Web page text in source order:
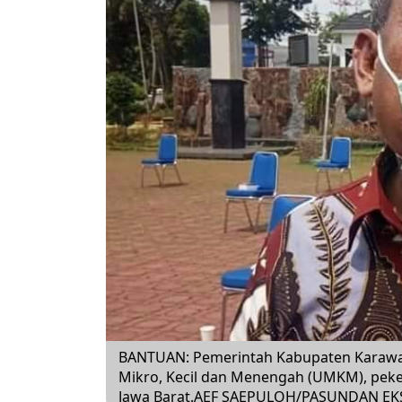
BANTUAN: Pemerintah Kabupaten
Mikro, Kecil dan Menengah (UMKM),
Jawa Barat.AEF SAEPULOH/PASUNDAN